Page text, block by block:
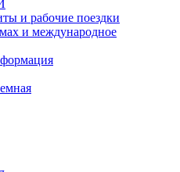
и рабочие поездки
и международное